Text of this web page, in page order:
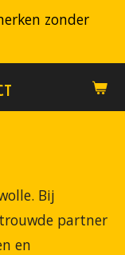
zonder
Bij
partner
en